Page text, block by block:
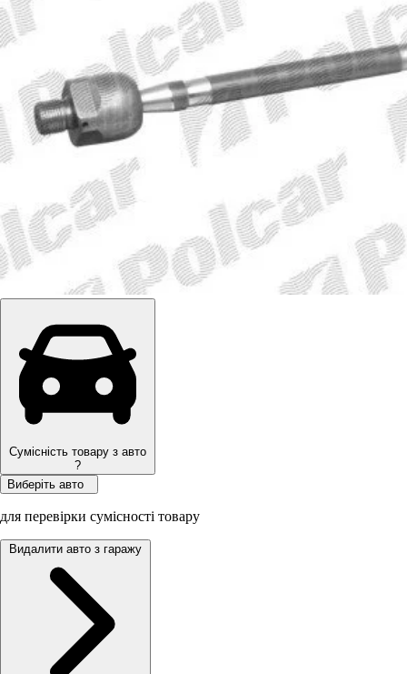
Сумісність товару з авто
?
Виберіть авто
для перевірки сумісності товару
Видалити авто з гаражу